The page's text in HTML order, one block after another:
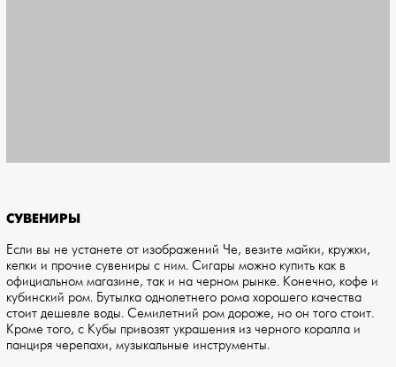
СУВЕНИРЫ
Если вы не устанете от изображений Че, везите майки, кружки,
кепки и прочие сувениры с ним. Сигары можно купить как в
официальном магазине, так и на черном рынке. Конечно, кофе и
кубинский ром. Бутылка однолетнего рома хорошего качества
стоит дешевле воды. Семилетний ром дороже, но он того стоит.
Кроме того, с Кубы привозят украшения из черного коралла и
панциря черепахи, музыкальные инструменты.